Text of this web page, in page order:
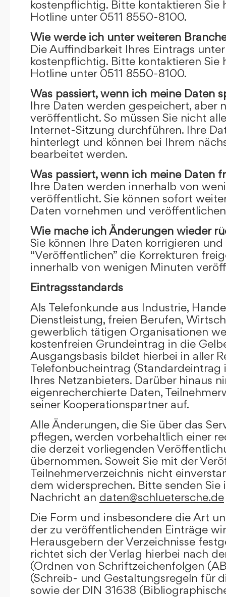
kostenpflichtig. Bitte kontaktieren Sie
Hotline unter 0511 8550-8100.
Wie werde ich unter weiteren
Die Auffindbarkeit Ihres Eintrags
kostenpflichtig. Bitte kontaktieren Sie
Hotline unter 0511 8550-8100.
Was passiert, wenn ich meine Daten
Ihre Daten werden gespeichert, aber
veröffentlicht. So müssen Sie nicht
Internet-Sitzung durchführen. Ihre
hinterlegt und können bei Ihrem
bearbeitet werden.
Was passiert, wenn ich meine Daten
Ihre Daten werden innerhalb von
veröffentlicht. Sie können sofort
Daten vornehmen und
Wie mache ich Änderungen wieder
Sie können Ihre Daten korrigieren
“Veröffentlichen” die Korrekturen
innerhalb von wenigen Minuten
Eintragsstandards
Als Telefonkunde aus Industrie,
Dienstleistung, freien Berufen,
gewerblich tätigen Organisationen
kostenfreien Grundeintrag in die
Ausgangsbasis bildet hierbei in aller
Telefonbucheintrag (Standardeintrag
Ihres Netzanbieters. Darüber hinaus
eigenrecherchierte Daten,
seiner Kooperationspartner auf.
Alle Änderungen, die Sie über das
pflegen, werden vorbehaltlich einer
die derzeit vorliegenden
übernommen. Soweit Sie mit der
Teilnehmerverzeichnis nicht
dem widersprechen. Bitte senden Sie
Nachricht an daten@schluetersche.de
Die Form und insbesondere die Art
der zu veröffentlichenden Einträge
Herausgebern der Verzeichnisse
richtet sich der Verlag hierbei nach
(Ordnen von Schriftzeichenfolgen
(Schreib- und Gestaltungsregeln für
sowie der DIN 31638